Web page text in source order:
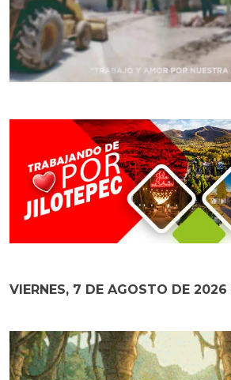
VIERNES, 7 DE AGOSTO DE